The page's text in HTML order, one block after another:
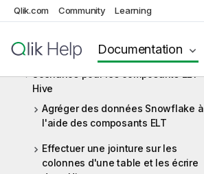
Qlik.com Community Learning
Documentation
Composants ELT Hive
Scénarios pour les composants ELT
Hive
Agréger des données Snowflake à
l'aide des composants ELT
Effectuer une jointure sur les
colonnes d'une table et les écrire